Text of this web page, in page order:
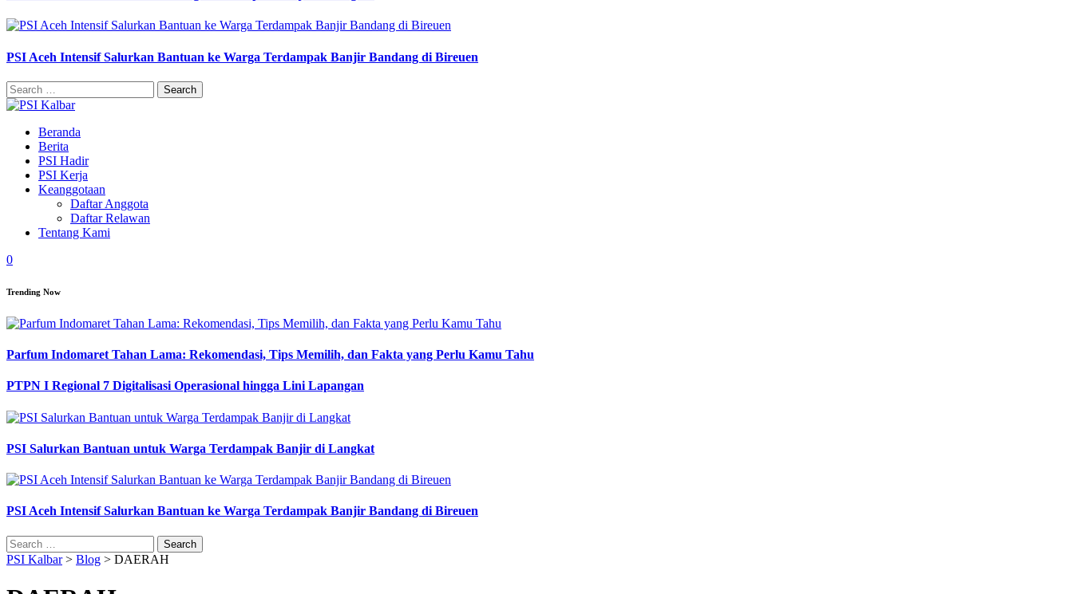
PSI Aceh Intensif Salurkan Bantuan ke Warga Terdampak Banjir Bandang di Bireuen
Search
for:
Beranda
Berita
PSI Hadir
PSI Kerja
Keanggotaan
Daftar Anggota
Daftar Relawan
Tentang Kami
0
Trending Now
Parfum Indomaret Tahan Lama: Rekomendasi, Tips Memilih, dan Fakta yang Perlu Kamu Tahu
PTPN I Regional 7 Digitalisasi Operasional hingga Lini Lapangan
PSI Salurkan Bantuan untuk Warga Terdampak Banjir di Langkat
PSI Aceh Intensif Salurkan Bantuan ke Warga Terdampak Banjir Bandang di Bireuen
Search
for:
PSI Kalbar> Blog > DAERAH